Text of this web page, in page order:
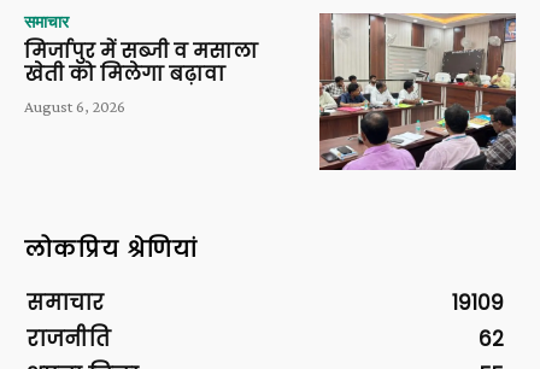
समाचार
मिर्जापुर में सब्जी व मसाला
खेती को मिलेगा बढ़ावा
August 6, 2026
लोकप्रिय श्रेणियां
समाचार
19109
राजनीति
62